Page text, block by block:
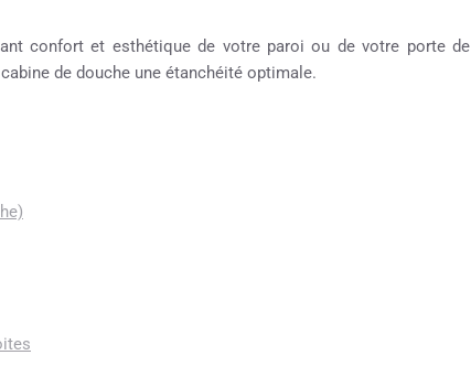
confort et esthétique de votre paroi ou de votre porte de
de douche une étanchéité optimale.